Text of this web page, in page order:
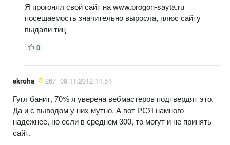
Я прогонял свой сайт на www.progon-sayta.ru
посещаемость значительно выросла, плюс сайту
выдали тиц
0
ekroha 267 09.11.2012 14:54
Гугл банит, 70% я уверена вебмастеров подтвердят это.
Да и с выводом у них мутно. А вот РСЯ намного
надежнее, но если в среднем 300, то могут и не принять
сайт.